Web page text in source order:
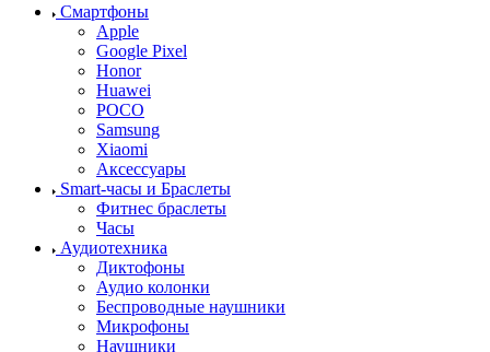
Смартфоны
Apple
Google Pixel
Honor
Huawei
POCO
Samsung
Xiaomi
Аксессуары
Smart-часы и Браслеты
Фитнес браслеты
Часы
Аудиотехника
Диктофоны
Аудио колонки
Беспроводные наушники
Микрофоны
Наушники